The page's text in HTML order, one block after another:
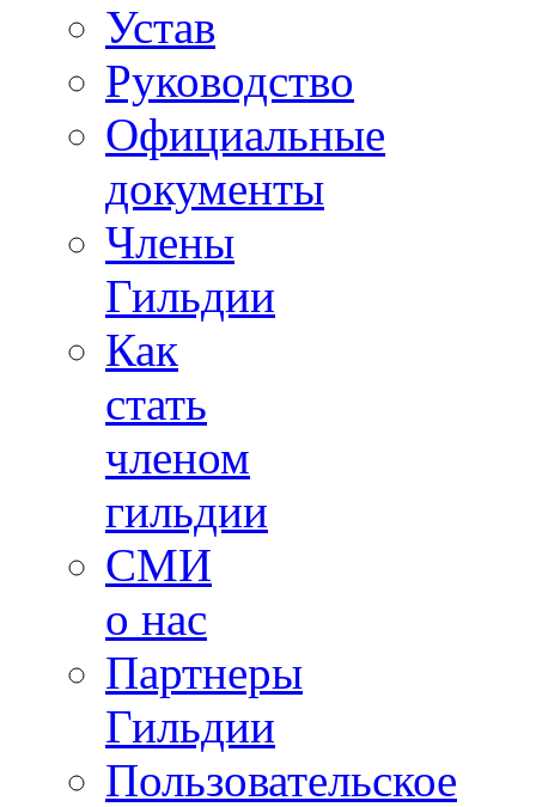
Устав
Руководство
Официальные
документы
Члены
Гильдии
Как
стать
членом
гильдии
СМИ
о нас
Партнеры
Гильдии
Пользовательское